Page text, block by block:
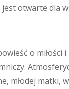
otwarte dla
o
młodej matki,